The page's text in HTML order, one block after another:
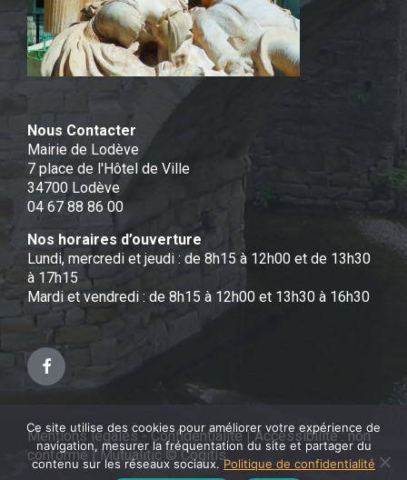
Nous Contacter
Mairie de Lodève
7 place de l'Hôtel de Ville
34700 Lodève
04 67 88 86 00
Nos horaires d’ouverture
Lundi, mercredi et jeudi : de 8h15 à 12h00 et de 13h30
à 17h15
Mardi et vendredi : de 8h15 à 12h00 et 13h30 à 16h30
Facebook
Mentions légales - Confidentialité|Accessibilité : non
conforme| Mutualitic © Cogitis
Ce site utilise des cookies pour améliorer votre expérience de
navigation, mesurer la fréquentation du site et partager du
contenu sur les réseaux sociaux.Politique de confidentialité